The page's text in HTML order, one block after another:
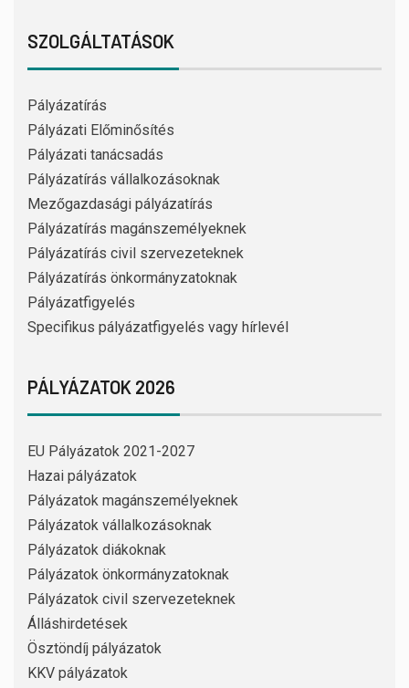
SZOLGÁLTATÁSOK
Pályázatírás
Pályázati Előminősítés
Pályázati tanácsadás
Pályázatírás vállalkozásoknak
Mezőgazdasági pályázatírás
Pályázatírás magánszemélyeknek
Pályázatírás civil szervezeteknek
Pályázatírás önkormányzatoknak
Pályázatfigyelés
Specifikus pályázatfigyelés vagy hírlevél
PÁLYÁZATOK 2026
EU Pályázatok 2021-2027
Hazai pályázatok
Pályázatok magánszemélyeknek
Pályázatok vállalkozásoknak
Pályázatok diákoknak
Pályázatok önkormányzatoknak
Pályázatok civil szervezeteknek
Álláshirdetések
Ösztöndíj pályázatok
KKV pályázatok